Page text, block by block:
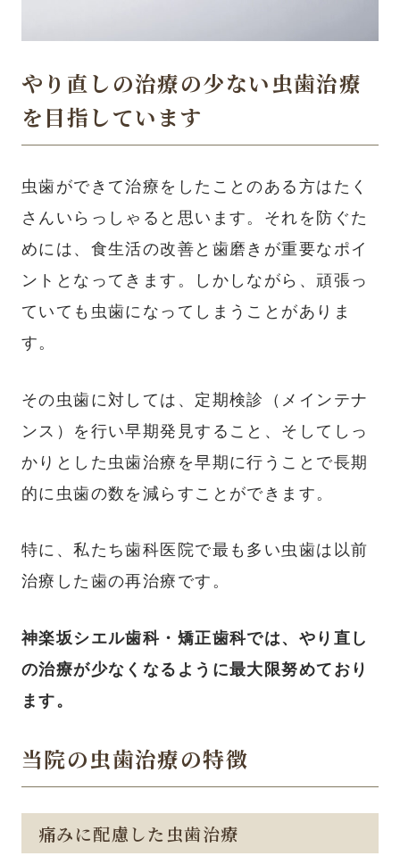
やり直しの治療の少ない虫歯治療
を目指しています
虫歯ができて治療をしたことのある方はたく
さんいらっしゃると思います。それを防ぐた
めには、食生活の改善と歯磨きが重要なポイ
ントとなってきます。しかしながら、頑張っ
ていても虫歯になってしまうことがありま
す。
その虫歯に対しては、定期検診（メインテナ
ンス）を行い早期発見すること、そしてしっ
かりとした虫歯治療を早期に行うことで長期
的に虫歯の数を減らすことができます。
特に、私たち歯科医院で最も多い虫歯は以前
治療した歯の再治療です。
神楽坂シエル歯科・矯正歯科では、やり直し
の治療が少なくなるように最大限努めており
ます。
当院の虫歯治療の特徴
痛みに配慮した虫歯治療